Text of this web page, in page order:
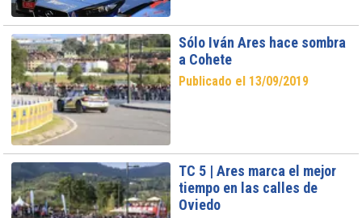
Sólo Iván Ares hace sombra
a Cohete
Publicado el 13/09/2019
TC 5 | Ares marca el mejor
tiempo en las calles de
Oviedo